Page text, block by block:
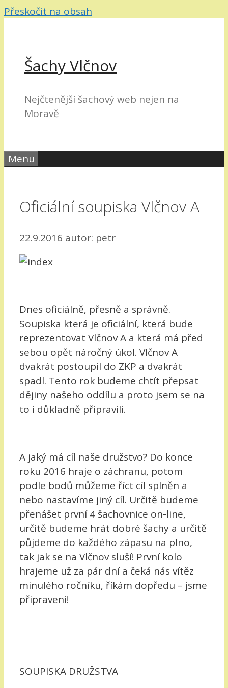
Přeskočit na obsah
Šachy Vlčnov
Nejčtenější šachový web nejen na
Moravě
Menu
Oficiální soupiska Vlčnov A
22.9.2016 autor: petr
Dnes oficiálně, přesně a správně.
Soupiska která je oficiální, která bude
reprezentovat Vlčnov A a která má před
sebou opět náročný úkol. Vlčnov A
dvakrát postoupil do ZKP a dvakrát
spadl. Tento rok budeme chtít přepsat
dějiny našeho oddílu a proto jsem se na
to i důkladně připravili.
A jaký má cíl naše družstvo? Do konce
roku 2016 hraje o záchranu, potom
podle bodů můžeme říct cíl splněn a
nebo nastavíme jiný cíl. Určitě budeme
přenášet první 4 šachovnice on-line,
určitě budeme hrát dobré šachy a určitě
půjdeme do každého zápasu na plno,
tak jak se na Vlčnov sluší! První kolo
hrajeme už za pár dní a čeká nás vítěz
minulého ročníku, říkám dopředu – jsme
připraveni!
SOUPISKA DRUŽSTVA